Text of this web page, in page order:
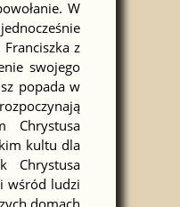
W
z
swojego
popada w
Chrystusa
kultu dla
Chrystusa
wśród ludzi
domach